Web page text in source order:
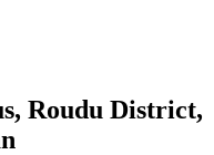
Roudu District,